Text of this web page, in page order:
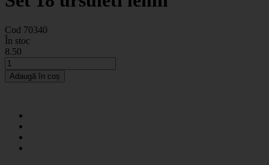
Cod 70340
În stoc
8.50
Adaugă în coș